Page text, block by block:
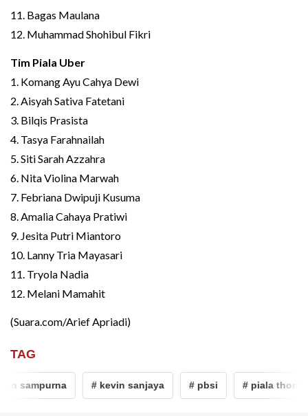
11. Bagas Maulana
12. Muhammad Shohibul Fikri
Tim Piala Uber
1. Komang Ayu Cahya Dewi
2. Aisyah Sativa Fatetani
3. Bilqis Prasista
4. Tasya Farahnailah
5. Siti Sarah Azzahra
6. Nita Violina Marwah
7. Febriana Dwipuji Kusuma
8. Amalia Cahaya Pratiwi
9. Jesita Putri Miantoro
10. Lanny Tria Mayasari
11. Tryola Nadia
12. Melani Mamahit
(Suara.com/Arief Apriadi)
TAG
sampurna # kevin sanjaya # pbsi # piala thomas